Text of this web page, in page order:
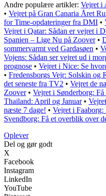
Andre populære artikler: Vejret i
• Vejret på Gran Canaria Året
for Time-opdateringer fra DMI •
Vejret i Qatar: Sådan er vejret i
Spanien – Lige Nu på Zoover•
sommervarmt ved Gardasøen •
Vojens: Sådan ser vejret ud i
prognose • Vejret i Nice: Se
• Fredensborgs Vejr: Solskin og
det seneste fra TV2 • Vejret de
Zoover• Vejret i Sønderborg:
Thailand: April og Januar•
næste 7 dage! • Vejret i Faaborg:
Svendborg: Få et overblik over
Oplever
Del og gør godt
X
Facebook
Instagram
LinkedIn
YouTube